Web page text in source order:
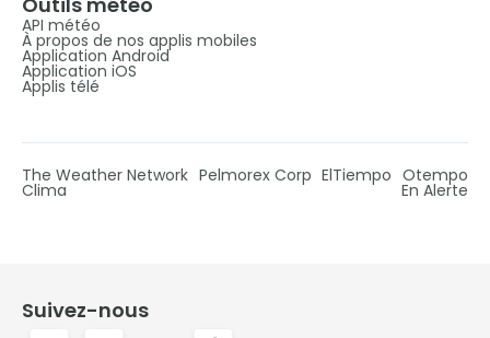
API météo
À propos de nos applis mobiles
Application Android
Application iOS
Applis télé
The Weather Network Pelmorex Corp ElTiempo Otempo
Clima En Alerte
Suivez-nous